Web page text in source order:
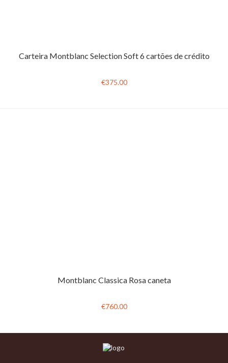
Carteira Montblanc Selection Soft 6 cartões de crédito
€375.00
Montblanc Classica Rosa caneta
€760.00